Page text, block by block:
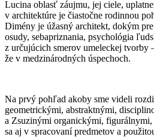
Lucina oblasť záujmu, jej ciele,
v architektúre je čiastočne rodinnou
Dimény je úžasný architekt, dokým
osudy, sebapriznania, psychológia
z určujúcich smerov umeleckej tvorby
že v medzinárodných úspechoch.
Na prvý pohľad akoby sme videli
geometrickými, abstraktnými,
a Zsuzinými organickými,
sa aj v spracovaní predmetov a